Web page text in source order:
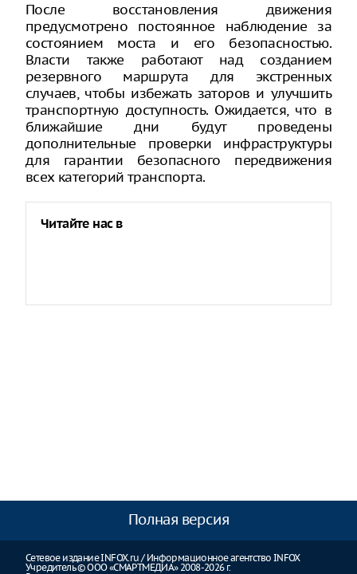
После восстановления движения
предусмотрено постоянное наблюдение за
состоянием моста и его безопасностью.
Власти также работают над созданием
резервного маршрута для экстренных
случаев, чтобы избежать заторов и улучшить
транспортную доступность. Ожидается, что в
ближайшие дни будут проведены
дополнительные проверки инфраструктуры
для гарантии безопасного передвижения
всех категорий транспорта.
Читайте нас в
Полная версия
Сетевое издание INFOX.ru / Информационное агентство INFOX
Учредитель © ООО «СМАРТМЕДИА» 2008-2026 г.